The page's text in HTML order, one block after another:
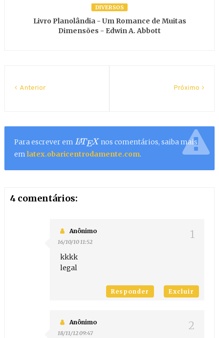
DIVERSOS
Livro Planolândia - Um Romance de Muitas
Dimensões - Edwin A. Abbott
Próximo
Anterior
Para escrever em LATEX nos comentários, saiba mais
em latex.obaricentrodamente.com.
4 comentários:
Anônimo
16/10/10 11:52
kkkk
legal
Responder Excluir
Anônimo
18/11/12 09:47